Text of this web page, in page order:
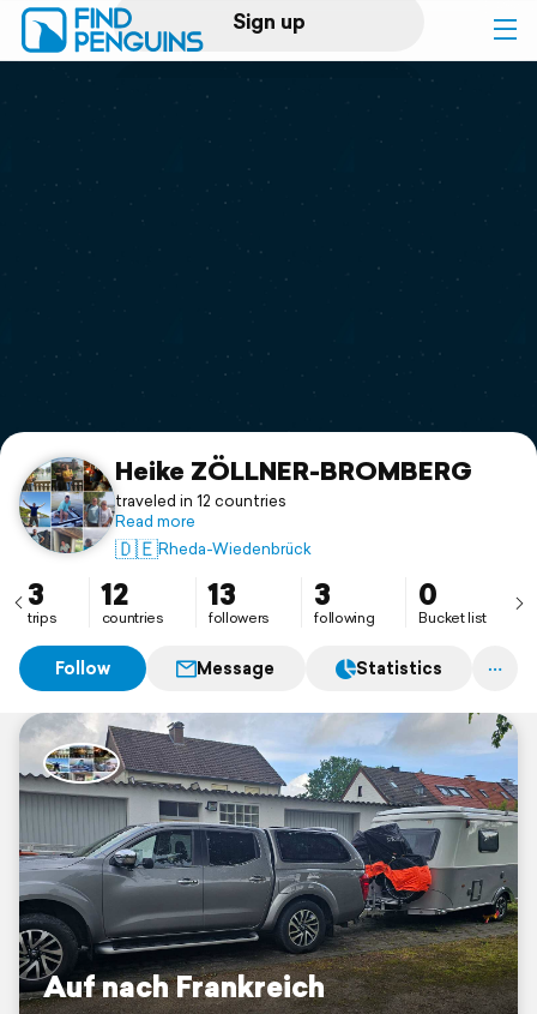
Sign up
Log in
Print a book
Flyover video
Support
Heike ZÖLLNER-BROMBERG
traveled in 12 countries
Read more
🇩🇪Rheda-Wiedenbrück
3
trips
12
countries
13
followers
3
following
0
Bucket list
Follow Message Statistics
Auf nach Frankreich